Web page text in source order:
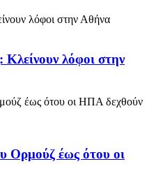
Κλείνουν λόφοι στην
Ορμούζ έως ότου οι